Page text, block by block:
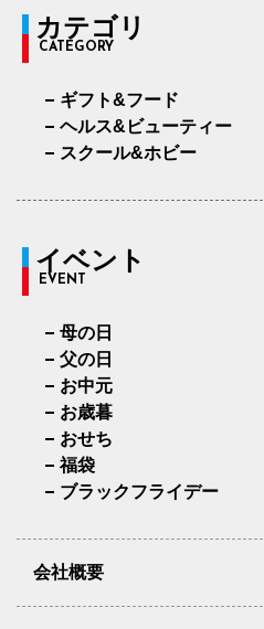
カテゴリ
CATEGORY
ギフト&フード
ヘルス&ビューティー
スクール&ホビー
イベント
EVENT
母の日
父の日
お中元
お歳暮
おせち
福袋
ブラックフライデー
会社概要